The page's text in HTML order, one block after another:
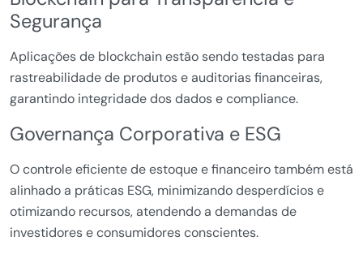
Segurança
Aplicações de blockchain estão sendo testadas para
rastreabilidade de produtos e auditorias financeiras,
garantindo integridade dos dados e compliance.
Governança Corporativa e ESG
O controle eficiente de estoque e financeiro também está
alinhado a práticas ESG, minimizando desperdícios e
otimizando recursos, atendendo a demandas de
investidores e consumidores conscientes.